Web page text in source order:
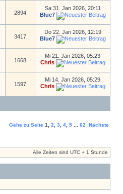
2894
Sa 31. Jan 2026, 20:11
Blue7
3417
Do 22. Jan 2026, 12:19
Blue7
1668
Mi 21. Jan 2026, 05:23
Chris
1597
Mi 14. Jan 2026, 05:29
Chris
Gehe zu Seite 1 2 3 4 5 62 Nächste
Alle Zeiten sind UTC + 1 Stunde